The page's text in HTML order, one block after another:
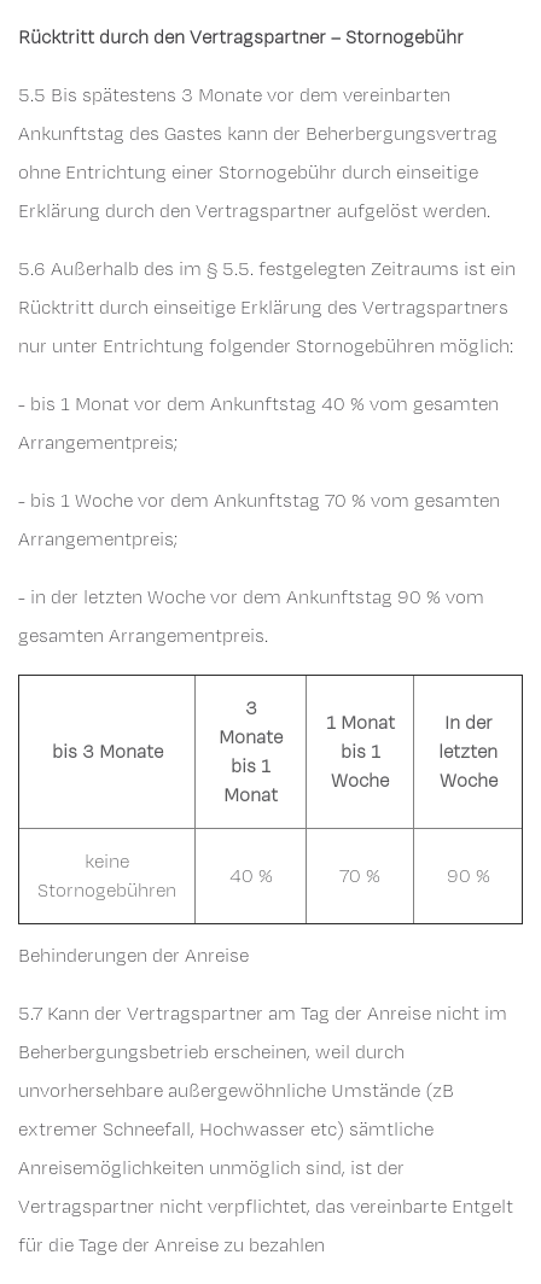
Rücktritt durch den Vertragspartner – Stornogebühr
5.5 Bis spätestens 3 Monate vor dem vereinbarten
Ankunftstag des Gastes kann der Beherbergungsvertrag
ohne Entrichtung einer Stornogebühr durch einseitige
Erklärung durch den Vertragspartner aufgelöst werden.
5.6 Außerhalb des im § 5.5. festgelegten Zeitraums ist ein
Rücktritt durch einseitige Erklärung des Vertragspartners
nur unter Entrichtung folgender Stornogebühren möglich:
- bis 1 Monat vor dem Ankunftstag 40 % vom gesamten
Arrangementpreis;
- bis 1 Woche vor dem Ankunftstag 70 % vom gesamten
Arrangementpreis;
- in der letzten Woche vor dem Ankunftstag 90 % vom
gesamten Arrangementpreis.
bis 3 Monate
3
Monate
bis 1
Monat
1 Monat
bis 1
Woche
In der
letzten
Woche
keine
Stornogebühren
40 % 70 % 90 %
Behinderungen der Anreise
5.7 Kann der Vertragspartner am Tag der Anreise nicht im
Beherbergungsbetrieb erscheinen, weil durch
unvorhersehbare außergewöhnliche Umstände (zB
extremer Schneefall, Hochwasser etc) sämtliche
Anreisemöglichkeiten unmöglich sind, ist der
Vertragspartner nicht verpflichtet, das vereinbarte Entgelt
für die Tage der Anreise zu bezahlen